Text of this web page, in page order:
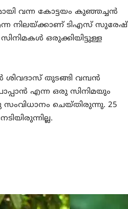
വന്ന കോട്ടയം കുഞ്ഞച്ചൻ
നിലയ്ക്കാണ് ടിഎസ് സുരേഷ്
ഒരുക്കിയിട്ടുള്ള
ശിവദാസ് തുടങ്ങി വമ്പൻ
എന്ന ഒരു സിനിമയും
ചെയ്തിരുന്നു. 25